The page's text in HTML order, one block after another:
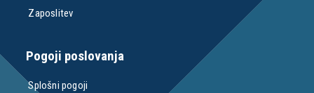
Zaposlitev
Pogoji poslovanja
Splošni pogoji